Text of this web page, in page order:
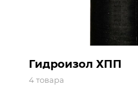
Гидроизол ХПП
4 товара